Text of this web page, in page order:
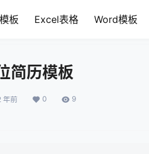
板 Excel表格 Word模板
简历模板
年前 0 9